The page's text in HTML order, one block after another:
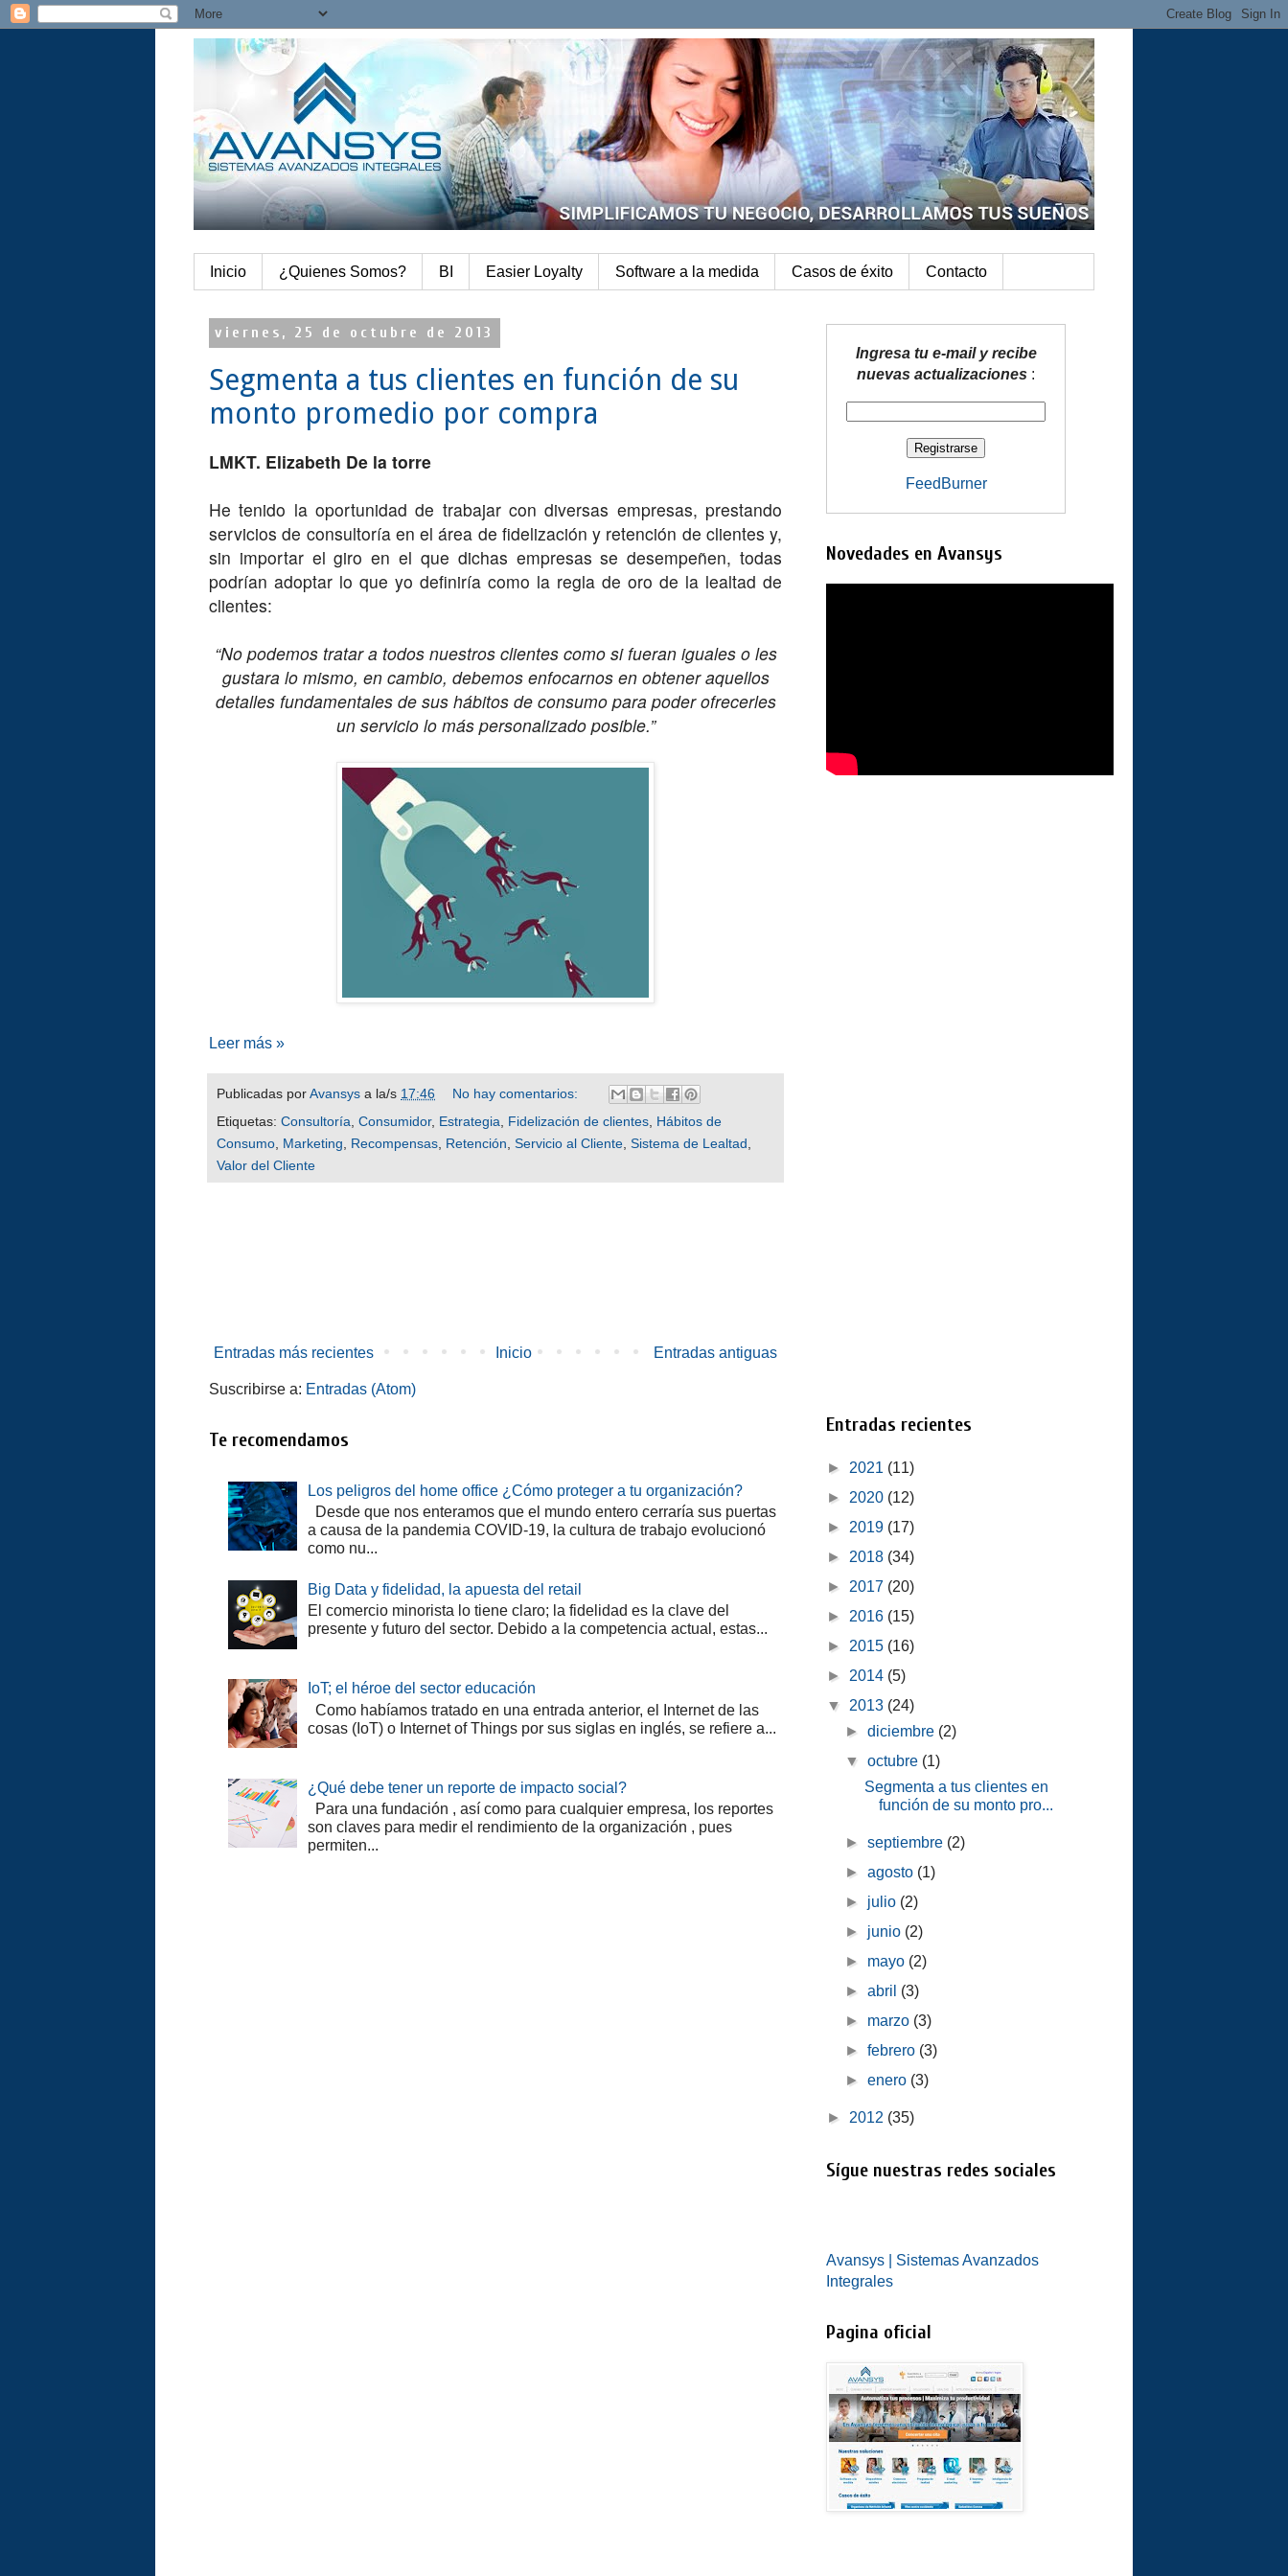
Inicio ¿Quienes Somos? BI Easier Loyalty Software a la medida Casos de éxito Contacto
viernes, 25 de octubre de 2013
Segmenta a tus clientes en función de su
monto promedio por compra
LMKT. Elizabeth De la torre
He tenido la oportunidad de trabajar con diversas empresas, prestando
servicios de consultoría en el área de fidelización y retención de clientes y,
sin importar el giro en el que dichas empresas se desempeñen, todas
podrían adoptar lo que yo definiría como la regla de oro de la lealtad de
clientes:
“No podemos tratar a todos nuestros clientes como si fueran iguales o les
gustara lo mismo, en cambio, debemos enfocarnos en obtener aquellos
detalles fundamentales de sus hábitos de consumo para poder ofrecerles
un servicio lo más personalizado posible.”
Leer más »
Publicadas porAvansys a la/s 17:46
No hay comentarios:
Etiquetas: Consultoría, Consumidor, Estrategia, Fidelización de clientes, Hábitos de
Consumo, Marketing, Recompensas, Retención, Servicio al Cliente, Sistema de Lealtad,
Valor del Cliente
Entradas más recientes Entradas antiguas
Inicio
Suscribirse a: Entradas (Atom)
Te recomendamos
Los peligros del home office ¿Cómo proteger a tu organización?
Desde que nos enteramos que el mundo entero cerraría sus puertas
a causa de la pandemia COVID-19, la cultura de trabajo evolucionó
como nu...
Big Data y fidelidad, la apuesta del retail
El comercio minorista lo tiene claro; la fidelidad es la clave del
presente y futuro del sector. Debido a la competencia actual, estas...
IoT; el héroe del sector educación
Como habíamos tratado en una entrada anterior, el Internet de las
cosas (IoT) o Internet of Things por sus siglas en inglés, se refiere a...
¿Qué debe tener un reporte de impacto social?
Para una fundación , así como para cualquier empresa, los reportes
son claves para medir el rendimiento de la organización , pues
permiten...
Ingresa tu e-mail y recibe
nuevas actualizaciones :
FeedBurner
Novedades en Avansys
Entradas recientes
► 2021 (11)
► 2020 (12)
► 2019 (17)
► 2018 (34)
► 2017 (20)
► 2016 (15)
► 2015 (16)
► 2014 (5)
▼ 2013 (24)
►diciembre (2)
▼octubre (1)
Segmenta a tus clientes en
función de su monto pro...
►septiembre (2)
►agosto (1)
► julio (2)
► junio (2)
► mayo (2)
►abril (3)
► marzo (3)
►febrero (3)
►enero (3)
► 2012 (35)
Sígue nuestras redes sociales
Avansys | Sistemas Avanzados
Integrales
Pagina oficial